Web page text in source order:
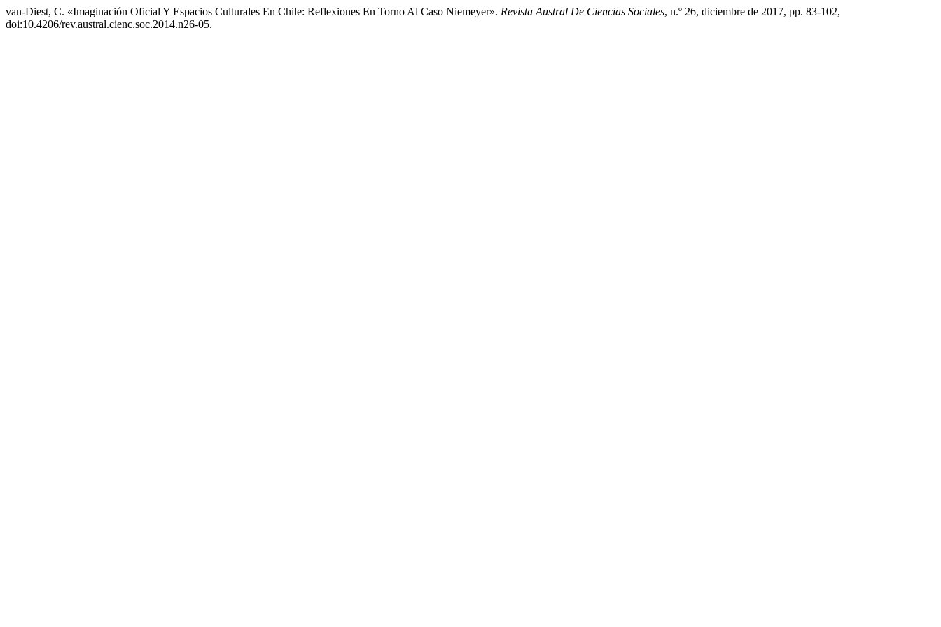
van-Diest, C. «Imaginación Oficial Y Espacios Culturales En Chile: Reflexiones En Torno Al Caso Niemeyer». Revista Austral De Ciencias Sociales, n.º 26, diciembre de 2017, pp. 83-102,
doi:10.4206/rev.austral.cienc.soc.2014.n26-05.